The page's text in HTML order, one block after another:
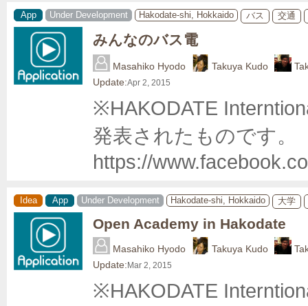
App Under Development Hakodate-shi, Hokkaido バス 交通
みんなのバス電
Masahiko Hyodo Takuya Kudo
Update:Apr 2, 2015
※HAKODATE
発表されたものです。
https://
Idea App Under Development Hakodate-shi, Hokkaido 大学
Open Academy in Hakodate
Masahiko Hyodo Takuya Kudo
Update: Mar 2, 2015
※HAKODATE